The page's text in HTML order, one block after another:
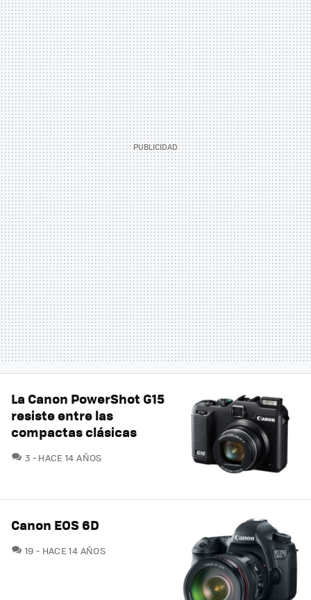
La Canon PowerShot G15
resiste entre las
compactas clásicas
3 COMENTARIOS
HACE 14 AÑOS
Canon EOS 6D
19 COMENTARIOS
HACE 14 AÑOS